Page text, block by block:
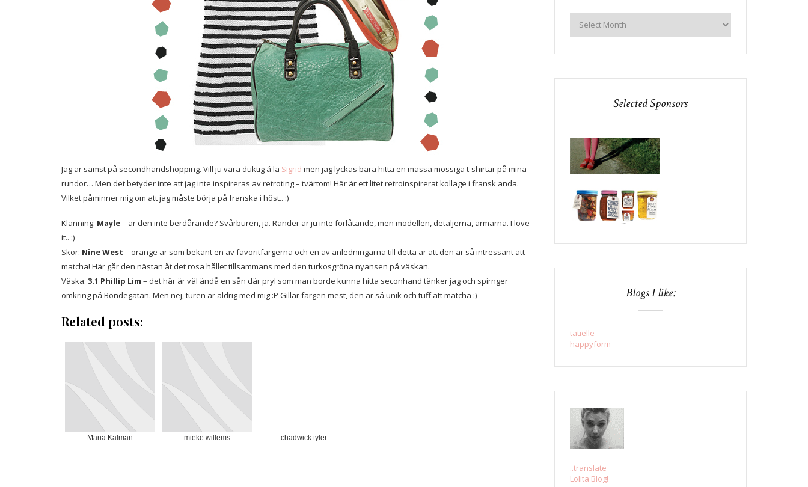
Jag är sämst på secondhandshopping. Vill ju vara duktig á la Sigrid men jag lyckas bara hitta en massa mossiga t-shirtar på mina
rundor… Men det betyder inte att jag inte inspireras av retroting – tvärtom! Här är ett litet retroinspirerat kollage i fransk anda.
Vilket påminner mig om att jag måste börja på franska i höst.. :)
Klänning: Mayle– är den inte berdårande? Svårburen, ja. Ränder är ju inte förlåtande, men modellen, detaljerna, ärmarna. I love
it.. :)
Skor: Nine West – orange är som bekant en av favoritfärgerna och en av anledningarna till detta är att den är så intressant att
matcha! Här går den nästan åt det rosa hållet tillsammans med den turkosgröna nyansen på väskan.
Väska: 3.1 Phillip Lim – det här är väl ändå en sån där pryl som man borde kunna hitta seconhand tänker jag och spirnger
omkring på Bondegatan. Men nej, turen är aldrig med mig :P Gillar färgen mest, den är så unik och tuff att matcha :)
Related posts:
Maria Kalman mieke willems chadwick tyler
Selected Sponsors
Blogs I like:
tatielle
happyform
..translate
Lolita Blog!